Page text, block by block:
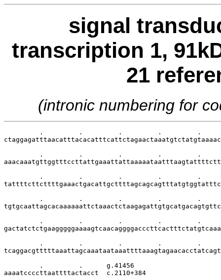
signal
transcription 1,
21
(intronic numbering for
.         .         .         .         .
.         .         .         .         .
.         .         .         .         .
.         .         .         .         .
.         .         .         .         .
.         .         .         .         .
         .         .      g.41456
aaaatccccttaattttactacct  c.2110+384